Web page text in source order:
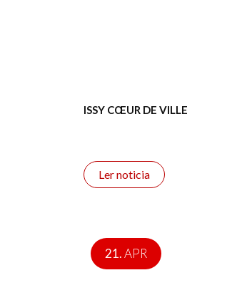
ISSY CŒUR DE VILLE
Ler noticia
21.APR